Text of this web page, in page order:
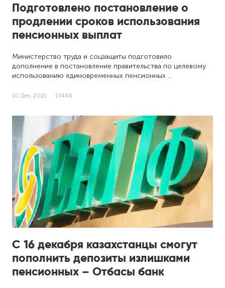
Подготовлено постановление о
продлении сроков использования
пенсионных выплат
Министерство труда и соцзащиты подготовило
дополнение в постановление правительства по целевому
использованию единовременных пенсионных …
10 Дек, 2021 13446
С 16 декабря казахстанцы смогут
пополнить депозиты излишками
пенсионных – Отбасы банк